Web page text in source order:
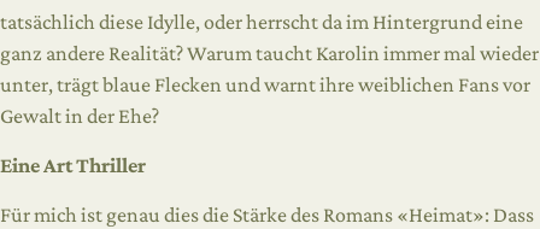
tatsächlich diese Idylle, oder herrscht da im Hintergrund eine
ganz andere Realität? Warum taucht Karolin immer mal wieder
unter, trägt blaue Flecken und warnt ihre weiblichen Fans vor
Gewalt in der Ehe?
Eine Art Thriller
Für mich ist genau dies die Stärke des Romans «Heimat»: Dass